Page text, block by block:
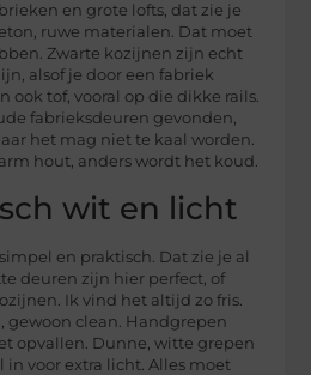
en grote lofts, dat zie je
ruwe materialen. Dat moet
Zwarte kozijnen zijn echt
alsof je door een fabriek
ook tof, vooral op die dikke rails.
fabrieksdeuren gevonden,
het mag niet te kaal worden.
hout, anders wordt het koud.
wit en licht
en praktisch. Dat zie je al
deuren zijn hier perfect, of
Ik vind het altijd zo fris.
gewoon clean. Handgrepen
opvallen. Dunne, witte grepen
in voor extra licht. Alles moet